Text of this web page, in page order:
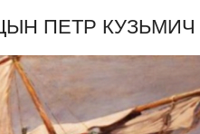
ПЕТР КУЗЬМИЧ